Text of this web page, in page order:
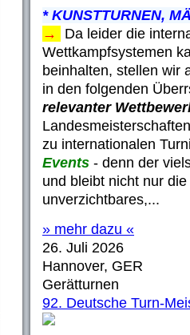
* KUNSTTURNEN,
→
Da leider die
Wettkampfsystemen
beinhalten, stellen wir
in den folgenden
relevanter
zu internationalen
Events - denn der
und bleibt nicht nur
unverzichtbares,...
» mehr dazu «
26. Juli 2026
Hannover, GER
Gerätturnen
92. Deutsche Turn-